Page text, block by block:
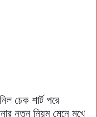
চেক শার্ট পরে
নতুন নিয়ম মেনে মুখে